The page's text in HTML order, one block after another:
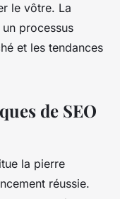
le vôtre. La
processus
et les tendances
de SEO
la pierre
réussie.